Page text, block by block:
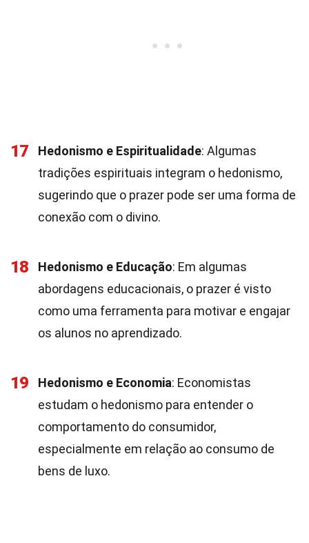
17 Hedonismo e Espiritualidade: Algumas
tradições espirituais integram o hedonismo,
sugerindo que o prazer pode ser uma forma de
conexão com o divino.
18 Hedonismo e Educação: Em algumas
abordagens educacionais, o prazer é visto
como uma ferramenta para motivar e engajar
os alunos no aprendizado.
19 Hedonismo e Economia: Economistas
estudam o hedonismo para entender o
comportamento do consumidor,
especialmente em relação ao consumo de
bens de luxo.